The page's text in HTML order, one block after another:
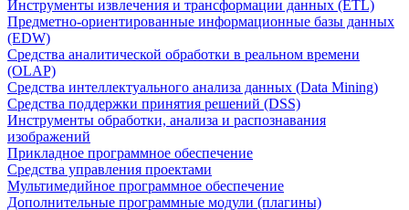
Инструменты извлечения и трансформации данных (ETL)
Предметно-ориентированные информационные базы данных
(EDW)
Средства аналитической обработки в реальном времени
(OLAP)
Средства интеллектуального анализа данных (Data Mining)
Средства поддержки принятия решений (DSS)
Инструменты обработки, анализа и распознавания
изображений
Прикладное программное обеспечение
Средства управления проектами
Мультимедийное программное обеспечение
Дополнительные программные модули (плагины)